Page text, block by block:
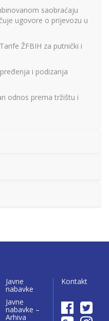
saobraćaju
ugovore o prijevozu u
ŽFBIH za putnički i
i podizanja
odnos prema tržištu i
Javne
nabavke
Javne
nabavke –
Arhiva
Kontakt